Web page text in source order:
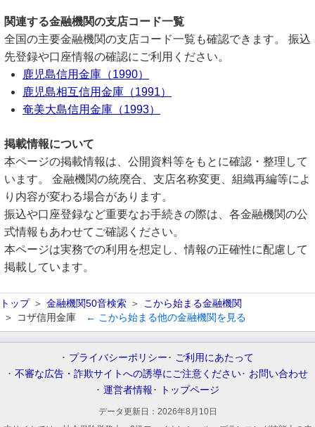
関連する金融機関の支店コード一覧
全国の主要金融機関の支店コード一覧も確認できます。 振込
先登録や口座情報の確認にご利用ください。
鹿児島信用金庫（1990）
鹿児島相互信用金庫（1991）
奄美大島信用金庫（1993）
掲載情報について
本ページの掲載情報は、公開資料等をもとに確認・整理して
います。 金融機関の統廃合、支店名称変更、組織再編等によ
り内容が変わる場合があります。
振込や口座登録など重要なお手続きの際は、各金融機関の公
式情報もあわせてご確認ください。
本ページは実務での利用を想定し、情報の正確性に配慮して
掲載しています。
トップ 金融機関50音検索
こから始まる金融機関
コザ信用金庫
← こから始まる他の金融機関を見る
プライバシーポリシー
ご利用にあたって
不審な広告・詐欺サイトへの誘導にご注意ください
お問い合わせ
運営者情報
トップページ
データ更新日： 2026年8月10日